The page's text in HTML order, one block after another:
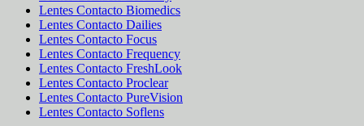
Lentes Contacto Biomedics
Lentes Contacto Dailies
Lentes Contacto Focus
Lentes Contacto Frequency
Lentes Contacto FreshLook
Lentes Contacto Proclear
Lentes Contacto PureVision
Lentes Contacto Soflens